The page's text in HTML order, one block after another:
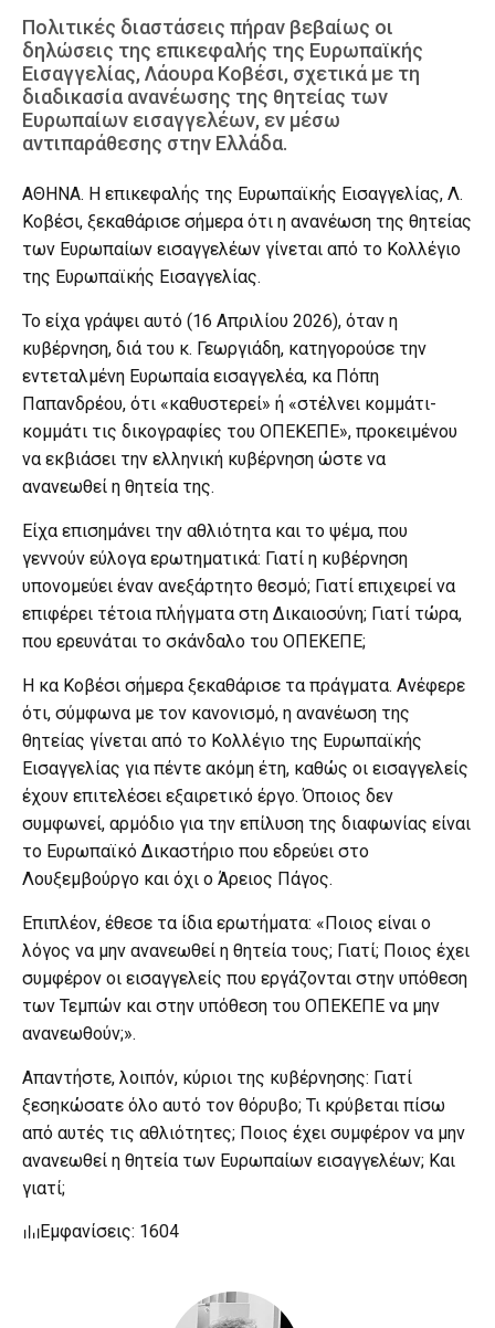
Πολιτικές διαστάσεις πήραν βεβαίως οι
δηλώσεις της επικεφαλής της Ευρωπαϊκής
Εισαγγελίας, Λάουρα Κοβέσι, σχετικά με τη
διαδικασία ανανέωσης της θητείας των
Ευρωπαίων εισαγγελέων, εν μέσω
αντιπαράθεσης στην Ελλάδα.
ΑΘΗΝΑ. Η επικεφαλής της Ευρωπαϊκής Εισαγγελίας, Λ.
Κοβέσι, ξεκαθάρισε σήμερα ότι η ανανέωση της θητείας
των Ευρωπαίων εισαγγελέων γίνεται από το Κολλέγιο
της Ευρωπαϊκής Εισαγγελίας.
Το είχα γράψει αυτό (16 Απριλίου 2026), όταν η
κυβέρνηση, διά του κ. Γεωργιάδη, κατηγορούσε την
εντεταλμένη Ευρωπαία εισαγγελέα, κα Πόπη
Παπανδρέου, ότι «καθυστερεί» ή «στέλνει κομμάτι-
κομμάτι τις δικογραφίες του ΟΠΕΚΕΠΕ», προκειμένου
να εκβιάσει την ελληνική κυβέρνηση ώστε να
ανανεωθεί η θητεία της.
Είχα επισημάνει την αθλιότητα και το ψέμα, που
γεννούν εύλογα ερωτηματικά: Γιατί η κυβέρνηση
υπονομεύει έναν ανεξάρτητο θεσμό; Γιατί επιχειρεί να
επιφέρει τέτοια πλήγματα στη Δικαιοσύνη; Γιατί τώρα,
που ερευνάται το σκάνδαλο του ΟΠΕΚΕΠΕ;
Η κα Κοβέσι σήμερα ξεκαθάρισε τα πράγματα. Ανέφερε
ότι, σύμφωνα με τον κανονισμό, η ανανέωση της
θητείας γίνεται από το Κολλέγιο της Ευρωπαϊκής
Εισαγγελίας για πέντε ακόμη έτη, καθώς οι εισαγγελείς
έχουν επιτελέσει εξαιρετικό έργο. Όποιος δεν
συμφωνεί, αρμόδιο για την επίλυση της διαφωνίας είναι
το Ευρωπαϊκό Δικαστήριο που εδρεύει στο
Λουξεμβούργο και όχι ο Άρειος Πάγος.
Επιπλέον, έθεσε τα ίδια ερωτήματα: «Ποιος είναι ο
λόγος να μην ανανεωθεί η θητεία τους; Γιατί; Ποιος έχει
συμφέρον οι εισαγγελείς που εργάζονται στην υπόθεση
των Τεμπών και στην υπόθεση του ΟΠΕΚΕΠΕ να μην
ανανεωθούν;».
Απαντήστε, λοιπόν, κύριοι της κυβέρνησης: Γιατί
ξεσηκώσατε όλο αυτό τον θόρυβο; Τι κρύβεται πίσω
από αυτές τις αθλιότητες; Ποιος έχει συμφέρον να μην
ανανεωθεί η θητεία των Ευρωπαίων εισαγγελέων; Και
γιατί;
Εμφανίσεις: 1604